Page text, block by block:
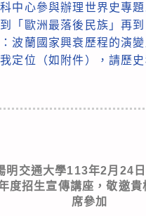
中心參與辦理世界史專
「歐洲最落後民族」再
波蘭國家興衰歷程的演
定位（如附件），請歷
明交通大學113年2月24
度招生宣傳講座，敬邀貴
席參加